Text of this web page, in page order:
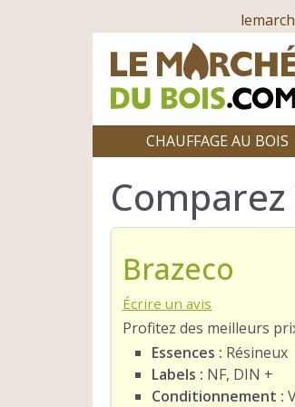
CHAUFFAGE AU BOIS
Brazeco
Écrire un avis
Profitez des meilleurs
Essences : Résineux
Labels : NF, DIN +
Conditionnement :